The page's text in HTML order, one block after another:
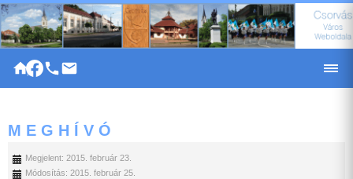
|
M E G H Í V Ó
Megjelent: 2015. február 23.
Módosítás: 2015. február 25.